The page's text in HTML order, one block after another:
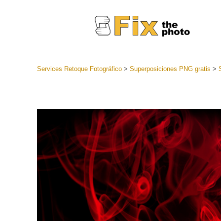
Servicios
Ajustes
mejor
Services Retoque Fotográfico> Superposiciones PNG gratis >